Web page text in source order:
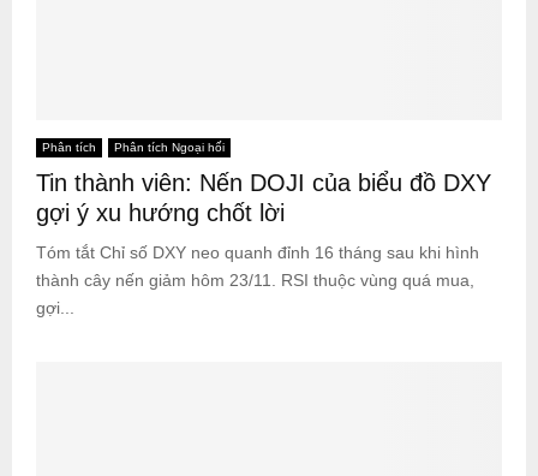
Phân tích Phân tích Ngoại hối
Tin thành viên: Nến DOJI của biểu đồ DXY
gợi ý xu hướng chốt lời
Tóm tắt Chỉ số DXY neo quanh đỉnh 16 tháng sau khi hình
thành cây nến giảm hôm 23/11. RSI thuộc vùng quá mua,
gợi...